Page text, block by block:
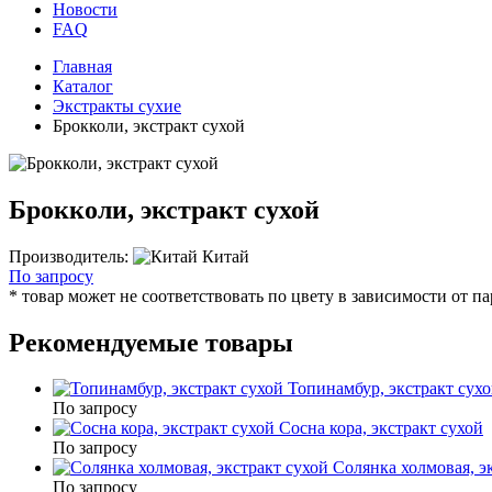
Новости
FAQ
Главная
Каталог
Экстракты сухие
Брокколи, экстракт сухой
Брокколи, экстракт сухой
Производитель:
Китай
По запросу
* товар может не соответствовать по цвету в зависимости от
Рекомендуемые товары
Топинамбур, экстракт
По запросу
Сосна кора, экстракт сухой
По запросу
Солянка холмовая,
По запросу